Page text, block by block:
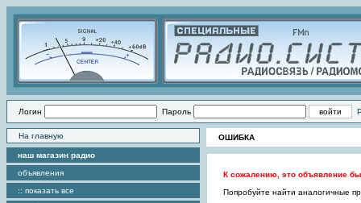
Логин Пароль
На главную
наш магазин радио
объявления
:: показать все
ОШИБКА
К сожалению, это объявление
Попробуйте найти аналогичные